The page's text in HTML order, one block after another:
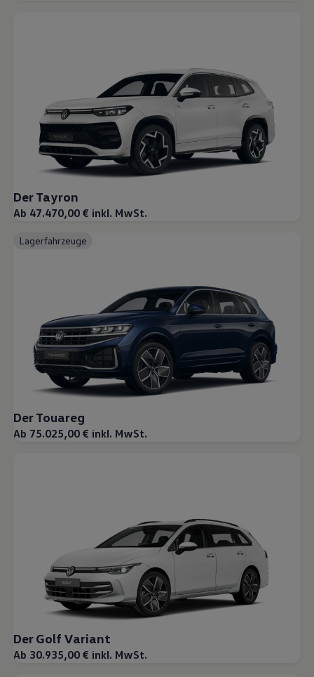
Der Tayron
Ab 47.470,00 € inkl. MwSt.
Lagerfahrzeuge
Der Touareg
Ab 75.025,00 € inkl. MwSt.
Der Golf Variant
Ab 30.935,00 € inkl. MwSt.